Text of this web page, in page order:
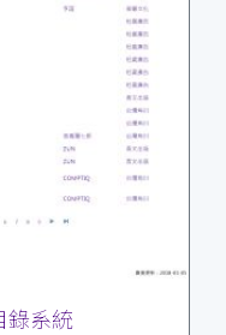
錄系統